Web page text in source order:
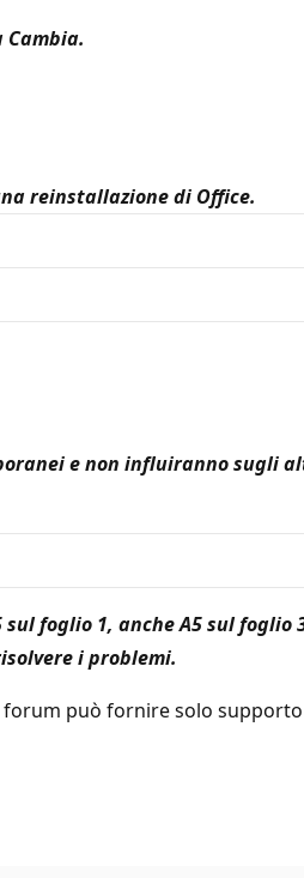
Cambia.
reinstallazione di Office.
e non influiranno sugli
foglio 1, anche A5 sul foglio
i problemi.
può fornire solo